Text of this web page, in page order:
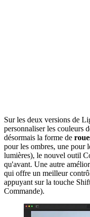
Sur les deux versions de
personnaliser les couleurs
désormais la forme de
pour les ombres, une pour
lumières), le nouvel outil
qu'avant. Une autre
qui offre un meilleur
appuyant sur la touche
Commande).